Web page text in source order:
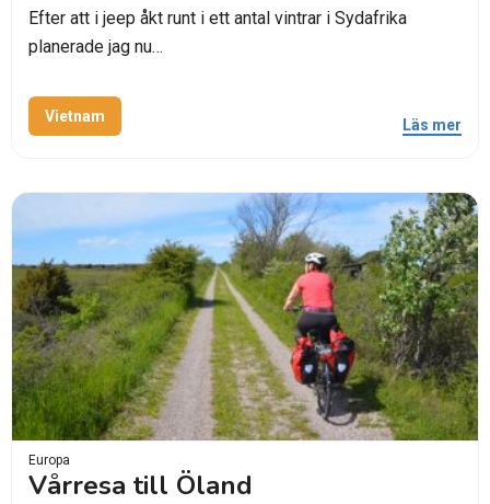
Efter att i jeep åkt runt i ett antal vintrar i Sydafrika
planerade jag nu…
Vietnam Läs mer
Europa
Vårresa till Öland